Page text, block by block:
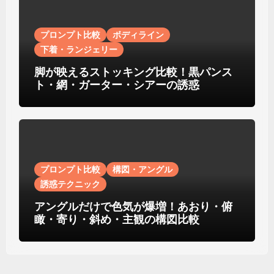
プロンプト比較
ボディライン
下着・ランジェリー
脚が映えるストッキング比較！黒パンス
ト・網・ガーター・シアーの誘惑
プロンプト比較
構図・アングル
誘惑テクニック
アングルだけで色気が爆増！あおり・俯
瞰・寄り・斜め・主観の構図比較